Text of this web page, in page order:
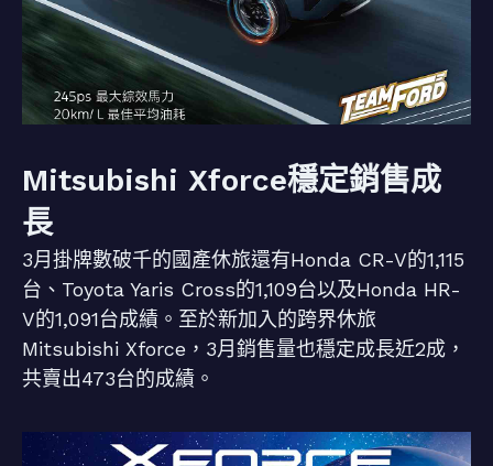
Mitsubishi Xforce穩定銷售成
長
3月掛牌數破千的國產休旅還有Honda CR-V的1,115
台、Toyota Yaris Cross的1,109台以及Honda HR-
V的1,091台成績。至於新加入的跨界休旅
Mitsubishi Xforce，3月銷售量也穩定成長近2成，
共賣出473台的成績。